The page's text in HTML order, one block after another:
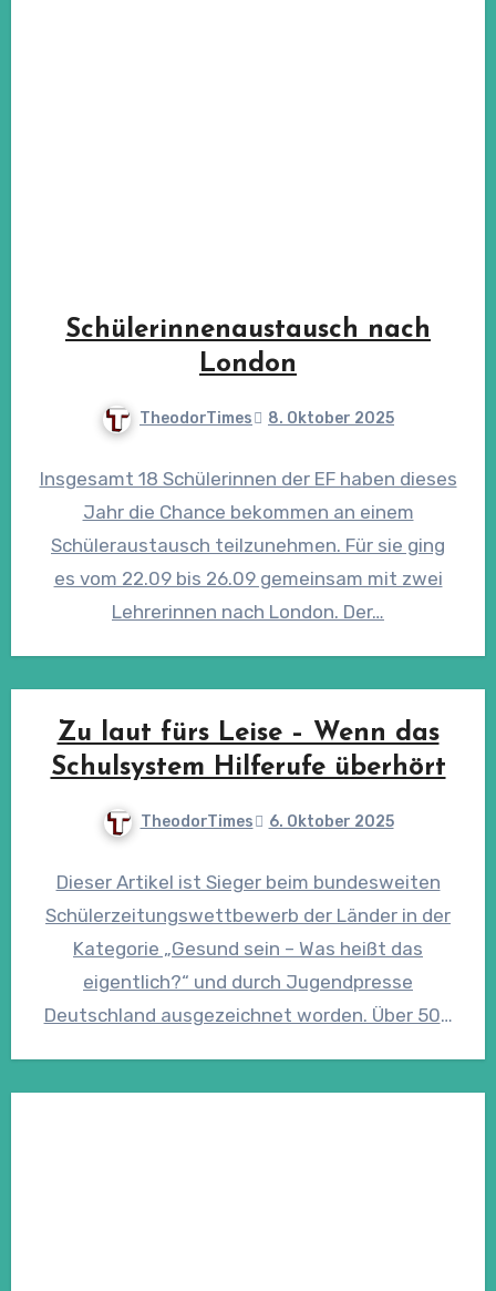
Schülerinnenaustausch nach
London
TheodorTimes 8. Oktober 2025
Insgesamt 18 Schülerinnen der EF haben dieses
Jahr die Chance bekommen an einem
Schüleraustausch teilzunehmen. Für sie ging
es vom 22.09 bis 26.09 gemeinsam mit zwei
Lehrerinnen nach London. Der…
Zu laut fürs Leise – Wenn das
Schulsystem Hilferufe überhört
TheodorTimes 6. Oktober 2025
Dieser Artikel ist Sieger beim bundesweiten
Schülerzeitungswettbewerb der Länder in der
Kategorie „Gesund sein – Was heißt das
eigentlich?“ und durch Jugendpresse
Deutschland ausgezeichnet worden. Über 500